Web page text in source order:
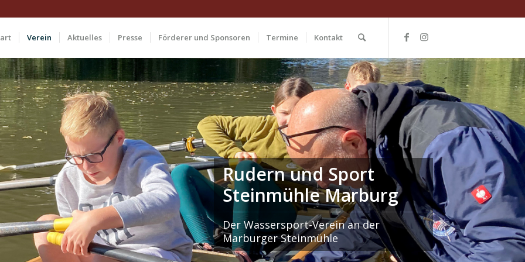
Verein Aktuelles Presse Förderer und Sponsoren Termine Kontakt
Rudern und Sport
Steinmühle Marburg
Der Wassersport-Verein an der
Marburger Steinmühle